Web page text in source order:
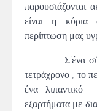
παρουσιάζονται
είναι η κύρια
περίπτωση μας
Σ’ένα
τετράχρονο , το
ένα λιπαντικό
εξαρτήματα με